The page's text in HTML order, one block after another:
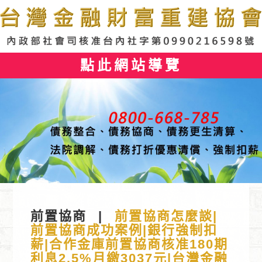
點此網站導覽
前置協商
前置協商怎麼談|
前置協商成功案例|銀行強制扣
薪|合作金庫前置協商核准180期
利息2.5%月繳3037元|台灣金融